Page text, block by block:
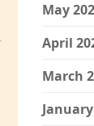
May
April
March